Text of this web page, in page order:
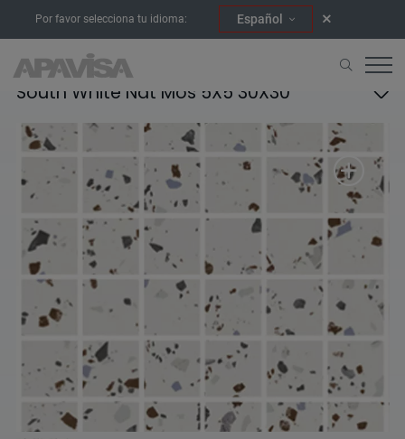
Por favor selecciona tu idioma: Español
South White Nat Mos 5X5 30X30